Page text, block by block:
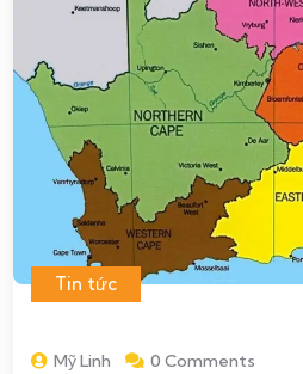
Tin tức
Mỹ Linh 0 Comments